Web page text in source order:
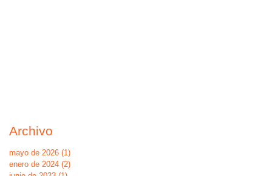
Archivo
mayo de 2026 (1)
enero de 2024 (2)